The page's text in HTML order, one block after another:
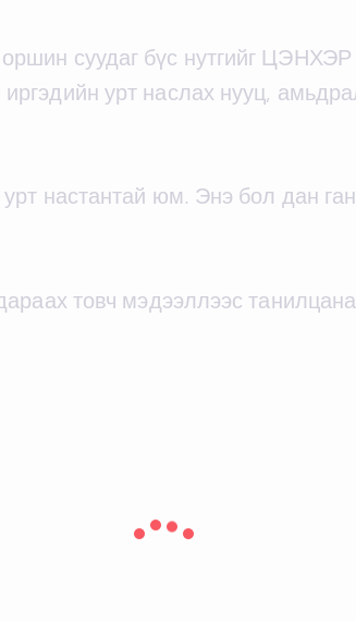
суудаг бүс нутгийг
урт наслах нууц,
настантай юм. Энэ бол дан
товч мэдээллээс